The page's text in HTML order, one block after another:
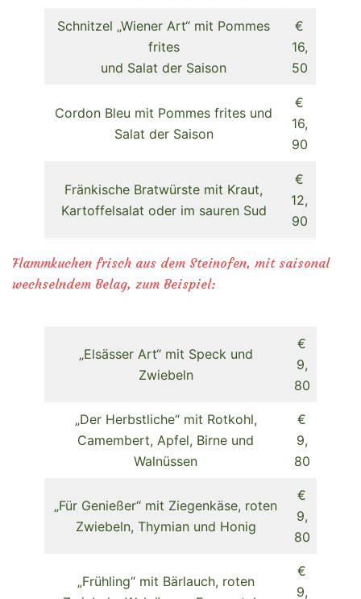
Schnitzel „Wiener Art“ mit Pommes
frites
und Salat der Saison
€
16,
50
Cordon Bleu mit Pommes frites und
Salat der Saison
€
16,
90
Fränkische Bratwürste mit Kraut,
Kartoffelsalat oder im sauren Sud
€
12,
90
Flammkuchen frisch aus dem Steinofen, mit saisonal
wechselndem Belag, zum Beispiel:
„Elsässer Art“ mit Speck und
Zwiebeln
€
9,
80
„Der Herbstliche“ mit Rotkohl,
Camembert, Apfel, Birne und
Walnüssen
€
9,
80
„Für Genießer“ mit Ziegenkäse, roten
Zwiebeln, Thymian und Honig
€
9,
80
„Frühling“ mit Bärlauch, roten
€
9,